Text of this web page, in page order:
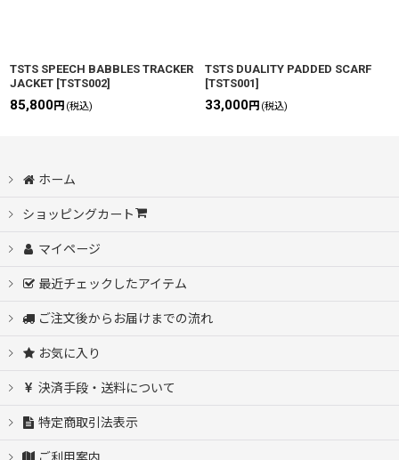
TSTS SPEECH BABBLES TRACKER
JACKET [TSTS002]
85,800円 (税込)
TSTS DUALITY PADDED SCARF
[TSTS001]
33,000円 (税込)
ホーム
ショッピングカート
マイページ
最近チェックしたアイテム
ご注文後からお届けまでの流れ
お気に入り
決済手段・送料について
特定商取引法表示